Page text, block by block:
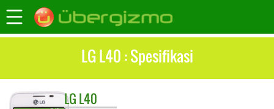
LG L40 : Spesifikasi
LG L40